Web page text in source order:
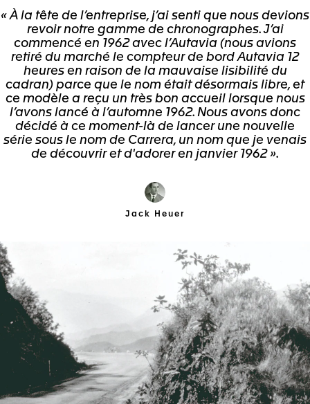
« À la tête de l’entreprise, j’ai senti que nous devions
revoir notre gamme de chronographes. J’ai
commencé en 1962 avec l’Autavia (nous avions
retiré du marché le compteur de bord Autavia 12
heures en raison de la mauvaise lisibilité du
cadran) parce que le nom était désormais libre, et
ce modèle a reçu un très bon accueil lorsque nous
l’avons lancé à l’automne 1962. Nous avons donc
décidé à ce moment-là de lancer une nouvelle
série sous le nom de Carrera, un nom que je venais
de découvrir et d'adorer en janvier 1962 ».
Jack Heuer